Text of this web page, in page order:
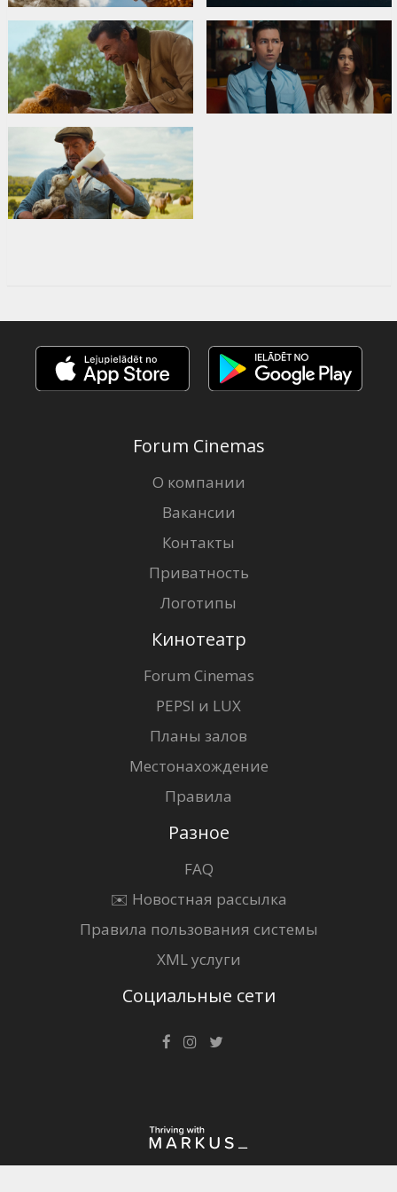
Forum Cinemas
О компании
Вакансии
Контакты
Приватность
Логотипы
Кинотеатр
Forum Cinemas
PEPSI и LUX
Планы залов
Местонахождение
Правила
Разное
FAQ
✉️ Новостная рассылка
Правила пользования системы
XML услуги
Социальные сети